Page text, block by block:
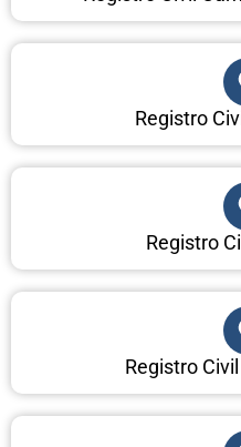
Registro
Registro
Registro